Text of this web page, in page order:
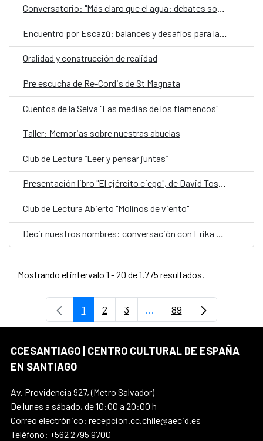
Conversatorio: "Más claro que el agua: debates sobre el futuro de los territorios hidrosociales del Aconcagua y El Maipo"
Oralidad y construcción de realidad
Pre escucha de Re-Cordis de St Magnata
Cuentos de la Selva "Las medias de los flamencos"
Taller: Memorias sobre nuestras abuelas
Club de Lectura “Leer y pensar juntas”
Presentación libro "El ejército ciego", de David Toscana
Club de Lectura Abierto "Molinos de viento"
Mostrando el intervalo 1 - 20 de 1.775 resultados.
Página
1 Página
2 Página
3 ...Páginas intermedias
Página
89
CCESANTIAGO | CENTRO CULTURAL DE ESPAÑA
EN SANTIAGO
Av. Providencia 927, (Metro Salvador)
De lunes a sábado, de 10:00 a 20:00 h
Correo electrónico: recepcion.cc.chile@aecid.es
Teléfono: +562 2795 9700